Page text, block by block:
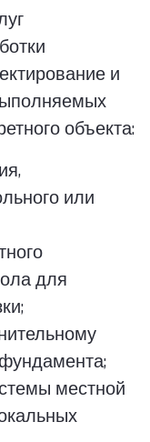
и
объекта:
или
для
местной